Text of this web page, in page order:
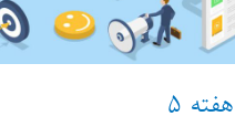
5